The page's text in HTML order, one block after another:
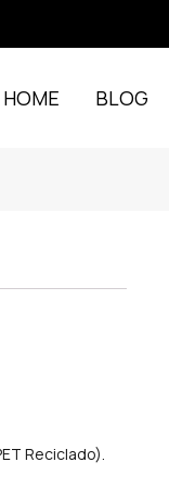
BLOG
Reciclado).